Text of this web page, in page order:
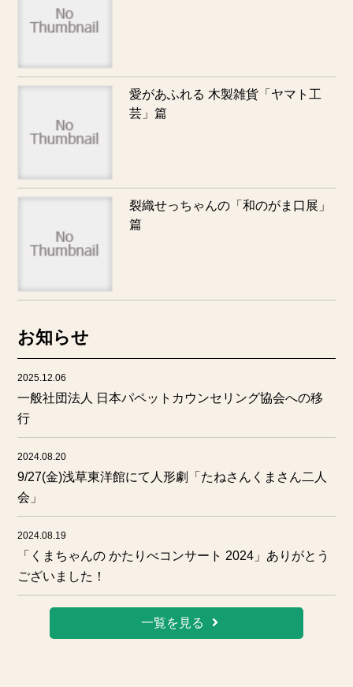
愛があふれる 木製雑貨「ヤマト工
芸」篇
裂織せっちゃんの「和のがま口展」
篇
お知らせ
2025.12.06
一般社団法人 日本パペットカウンセリング協会への移
行
2024.08.20
9/27(金)浅草東洋館にて人形劇「たねさんくまさん二人
会」
2024.08.19
「くまちゃんの かたりべコンサート 2024」ありがとう
ございました！
一覧を見る